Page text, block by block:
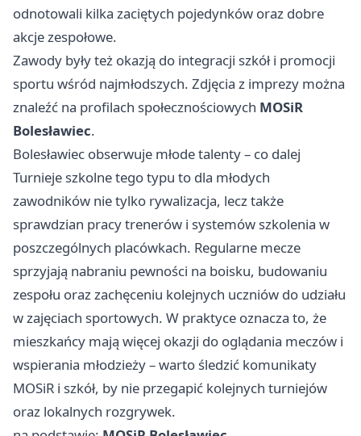
odnotowali kilka zaciętych pojedynków oraz dobre
akcje zespołowe.
Zawody były też okazją do integracji szkół i promocji
sportu wśród najmłodszych. Zdjęcia z imprezy można
znaleźć na profilach społecznościowych MOSiR
Bolesławiec.
Bolesławiec obserwuje młode talenty – co dalej
Turnieje szkolne tego typu to dla młodych
zawodników nie tylko rywalizacja, lecz także
sprawdzian pracy trenerów i systemów szkolenia w
poszczególnych placówkach. Regularne mecze
sprzyjają nabraniu pewności na boisku, budowaniu
zespołu oraz zachęceniu kolejnych uczniów do udziału
w zajęciach sportowych. W praktyce oznacza to, że
mieszkańcy mają więcej okazji do oglądania meczów i
wspierania młodzieży – warto śledzić komunikaty
MOSiR i szkół, by nie przegapić kolejnych turniejów
oraz lokalnych rozgrywek.